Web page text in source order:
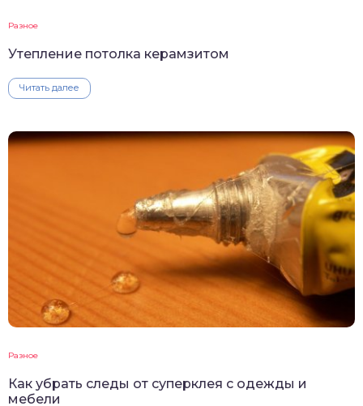
Разное
Утепление потолка керамзитом
Читать далее
Разное
Как убрать следы от суперклея с одежды и
мебели